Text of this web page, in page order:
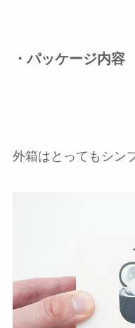
・パッケージ内容
外箱はとってもシン